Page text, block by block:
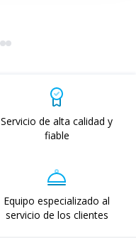
Servicio de alta calidad y
fiable
Equipo especializado al
servicio de los clientes